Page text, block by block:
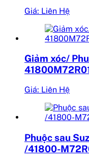
Giá: Liên Hệ
Giảm xóc/
Giá: Liên Hệ
Phuộc sau
/41800-